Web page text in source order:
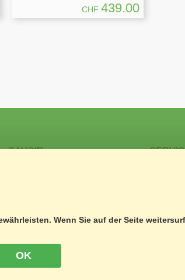
CHF 439.00
SAVOIR
GRS FORMATIONWenn Sie auf der Seite
OK